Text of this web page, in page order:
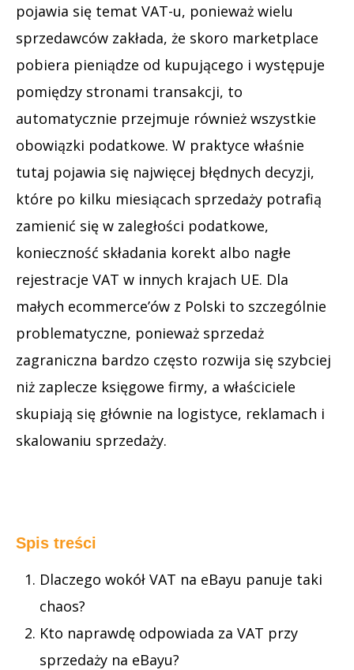
pojawia się temat VAT-u, ponieważ wielu
sprzedawców zakłada, że skoro marketplace
pobiera pieniądze od kupującego i występuje
pomiędzy stronami transakcji, to
automatycznie przejmuje również wszystkie
obowiązki podatkowe. W praktyce właśnie
tutaj pojawia się najwięcej błędnych decyzji,
które po kilku miesiącach sprzedaży potrafią
zamienić się w zaległości podatkowe,
konieczność składania korekt albo nagłe
rejestracje VAT w innych krajach UE. Dla
małych ecommerce’ów z Polski to szczególnie
problematyczne, ponieważ sprzedaż
zagraniczna bardzo często rozwija się szybciej
niż zaplecze księgowe firmy, a właściciele
skupiają się głównie na logistyce, reklamach i
skalowaniu sprzedaży.
Spis treści
Dlaczego wokół VAT na eBayu panuje taki
chaos?
Kto naprawdę odpowiada za VAT przy
sprzedaży na eBayu?